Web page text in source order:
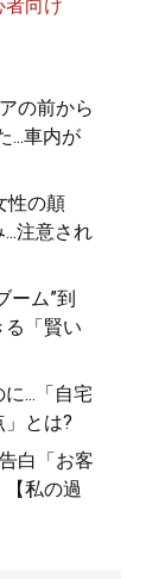
向け
の前から
...車内が
性の顛
注意され
ーム”到
「賢い
...「自宅
とは?
白「お客
私の過